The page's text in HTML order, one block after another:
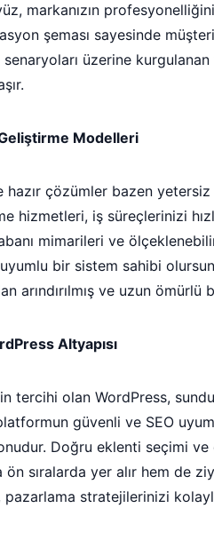
markanızın
şeması sayesinde
üzerine
Modelleri
çözümler bazen
hizmetleri, iş süreçlerinizi
mimarileri ve
bir sistem sahibi
arındırılmış ve uzun ömürlü
Altyapısı
tercihi olan WordPress,
güvenli ve SEO
Doğru eklenti seçimi
sıralarda yer alır hem de
stratejilerinizi